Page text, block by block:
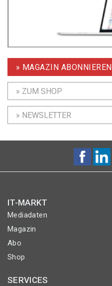
» MAGAZIN ABONNIEREN
» ZUM SHOP
» NEWSLETTER
IT-MARKT
Mediadaten
Magazin
Abo
Shop
SERVICES